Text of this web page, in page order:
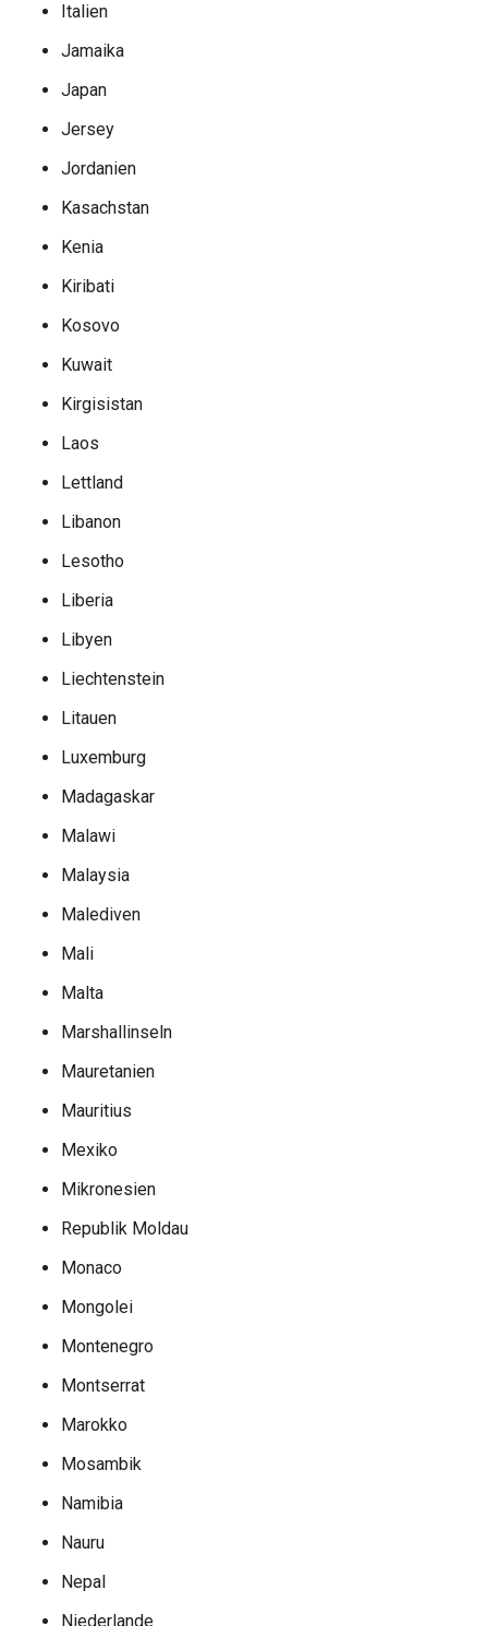
Italien
Jamaika
Japan
Jersey
Jordanien
Kasachstan
Kenia
Kiribati
Kosovo
Kuwait
Kirgisistan
Laos
Lettland
Libanon
Lesotho
Liberia
Libyen
Liechtenstein
Litauen
Luxemburg
Madagaskar
Malawi
Malaysia
Malediven
Mali
Malta
Marshallinseln
Mauretanien
Mauritius
Mexiko
Mikronesien
Republik Moldau
Monaco
Mongolei
Montenegro
Montserrat
Marokko
Mosambik
Namibia
Nauru
Nepal
Niederlande